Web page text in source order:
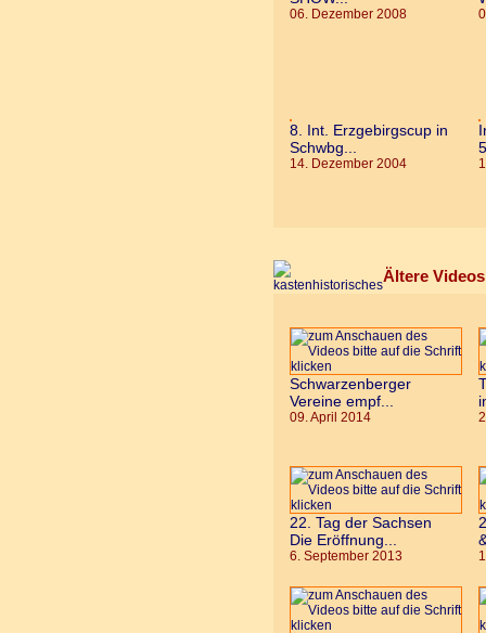
06. Dezember 2008
8. Int. Erzgebirgscup in
Schwbg...
14. Dezember 2004
Ältere
Schwarzenberger
Vereine empf...
09. April 2014
22. Tag der Sachsen
Die Eröffnung...
6. September 2013